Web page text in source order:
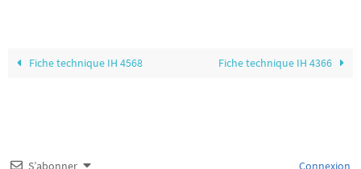
Fiche technique IH 4568 Fiche technique IH 4366
S’abonner Connexion